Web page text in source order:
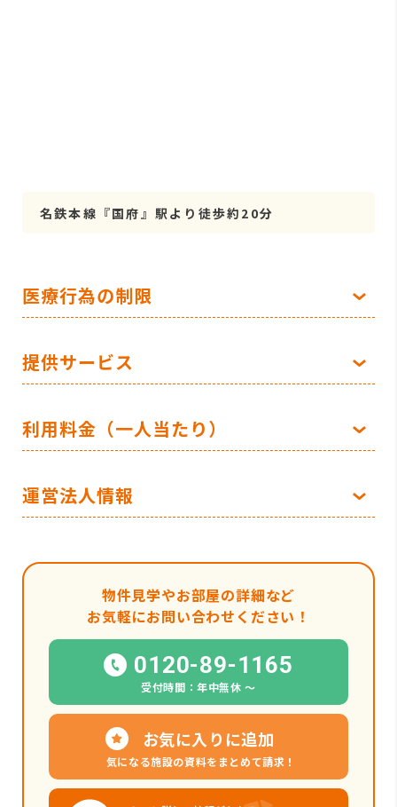
名鉄本線『国府』駅より徒歩約20分
医療行為の制限
提供サービス
利用料金（一人当たり）
運営法人情報
物件見学やお部屋の詳細など
お気軽にお問い合わせください！
0120-89-1165
受付時間：年中無休 〜
お気に入りに追加
気になる施設の資料をまとめて請求！